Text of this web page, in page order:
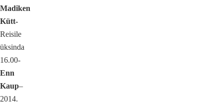
Madiken
Kütt-
Reisile
üksinda
16.00-
Enn
Kaup–
2014.